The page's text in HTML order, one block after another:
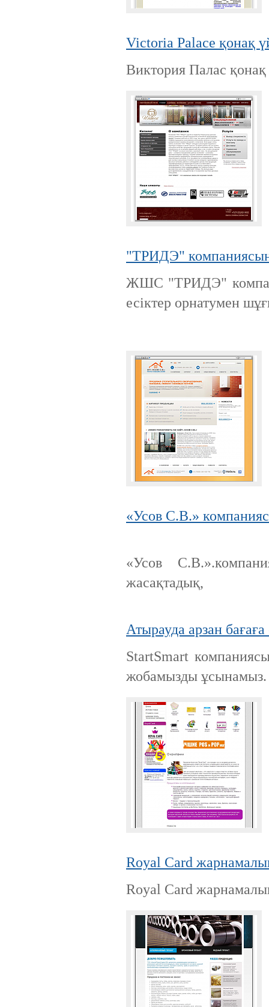
Victoria Palace қонақ
Виктория Палас
"ТРИДЭ"
ЖШС "ТРИДЭ"
есіктер орнатумен
«Усов С.В.»
«Усов
жасақтадық,
Атырауда арзан
StartSmart
жобамызды ұсынамыз.
Royal Card
Royal Card